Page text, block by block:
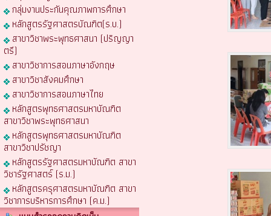
กลุ่มงานประกันคุณภาพการศึกษา
หลักสูตรรัฐศาสตรบัณฑิต(ร.บ.)
สาขาวิชาพระพุทธศาสนา (ปริญญา
ตรี)
สาขาวิชาการสอนภาษาอังกฤษ
สาขาวิชาสังคมศึกษา
สาขาวิชาการสอนภาษาไทย
หลักสูตรพุทธศาสตรมหาบัณฑิต
สาขาวิชาพระพุทธศาสนา
หลักสูตรพุทธศาสตรมหาบัณฑิต
สาขาวิชาปรัชญา
หลักสูตรรัฐศาสตรมหาบัณฑิต สาขา
วิชารัฐศาสตร์ (ร.ม.)
หลักสูตรครุศาสตรมหาบัณฑิต สาขา
วิชาการบริหารการศึกษา (ค.ม.)